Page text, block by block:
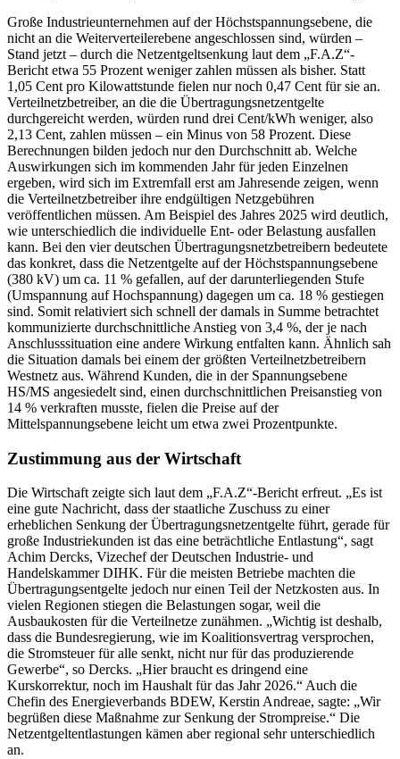
Große Industrieunternehmen auf der Höchstspannungsebene, die
nicht an die Weiterverteilerebene angeschlossen sind, würden –
Stand jetzt – durch die Netzentgeltsenkung laut dem „F.A.Z“-
Bericht etwa 55 Prozent weniger zahlen müssen als bisher. Statt
1,05 Cent pro Kilowattstunde fielen nur noch 0,47 Cent für sie an.
Verteilnetzbetreiber, an die die Übertragungsnetzentgelte
durchgereicht werden, würden rund drei Cent/kWh weniger, also
2,13 Cent, zahlen müssen – ein Minus von 58 Prozent. Diese
Berechnungen bilden jedoch nur den Durchschnitt ab. Welche
Auswirkungen sich im kommenden Jahr für jeden Einzelnen
ergeben, wird sich im Extremfall erst am Jahresende zeigen, wenn
die Verteilnetzbetreiber ihre endgültigen Netzgebühren
veröffentlichen müssen. Am Beispiel des Jahres 2025 wird deutlich,
wie unterschiedlich die individuelle Ent- oder Belastung ausfallen
kann. Bei den vier deutschen Übertragungsnetzbetreibern bedeutete
das konkret, dass die Netzentgelte auf der Höchstspannungsebene
(380 kV) um ca. 11 % gefallen, auf der darunterliegenden Stufe
(Umspannung auf Hochspannung) dagegen um ca. 18 % gestiegen
sind. Somit relativiert sich schnell der damals in Summe betrachtet
kommunizierte durchschnittliche Anstieg von 3,4 %, der je nach
Anschlusssituation eine andere Wirkung entfalten kann. Ähnlich sah
die Situation damals bei einem der größten Verteilnetzbetreibern
Westnetz aus. Während Kunden, die in der Spannungsebene
HS/MS angesiedelt sind, einen durchschnittlichen Preisanstieg von
14 % verkraften musste, fielen die Preise auf der
Mittelspannungsebene leicht um etwa zwei Prozentpunkte.
Zustimmung aus der Wirtschaft
Die Wirtschaft zeigte sich laut dem „F.A.Z“-Bericht erfreut. „Es ist
eine gute Nachricht, dass der staatliche Zuschuss zu einer
erheblichen Senkung der Übertragungsnetzentgelte führt, gerade für
große Industriekunden ist das eine beträchtliche Entlastung“, sagt
Achim Dercks, Vizechef der Deutschen Industrie- und
Handelskammer DIHK. Für die meisten Betriebe machten die
Übertragungsentgelte jedoch nur einen Teil der Netzkosten aus. In
vielen Regionen stiegen die Belastungen sogar, weil die
Ausbaukosten für die Verteilnetze zunähmen. „Wichtig ist deshalb,
dass die Bundesregierung, wie im Koalitionsvertrag versprochen,
die Stromsteuer für alle senkt, nicht nur für das produzierende
Gewerbe“, so Dercks. „Hier braucht es dringend eine
Kurskorrektur, noch im Haushalt für das Jahr 2026.“ Auch die
Chefin des Energieverbands BDEW, Kerstin Andreae, sagte: „Wir
begrüßen diese Maßnahme zur Senkung der Strompreise.“ Die
Netzentgeltentlastungen kämen aber regional sehr unterschiedlich
an.